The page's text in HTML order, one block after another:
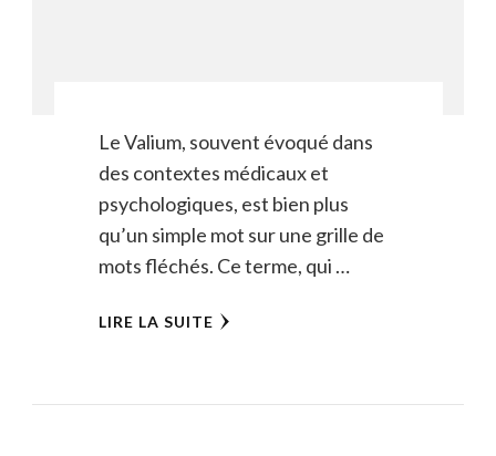
Le Valium, souvent évoqué dans
des contextes médicaux et
psychologiques, est bien plus
qu’un simple mot sur une grille de
mots fléchés. Ce terme, qui …
LIRE LA SUITE